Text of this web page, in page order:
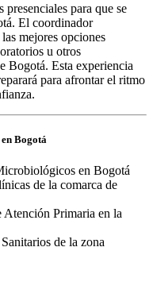
para que se
El coordinador
mejores opciones
u otros
Bogotá. Esta experiencia
para afrontar el ritmo
Bogotá
en Bogotá
de la comarca de
Atención Primaria en la
de la zona